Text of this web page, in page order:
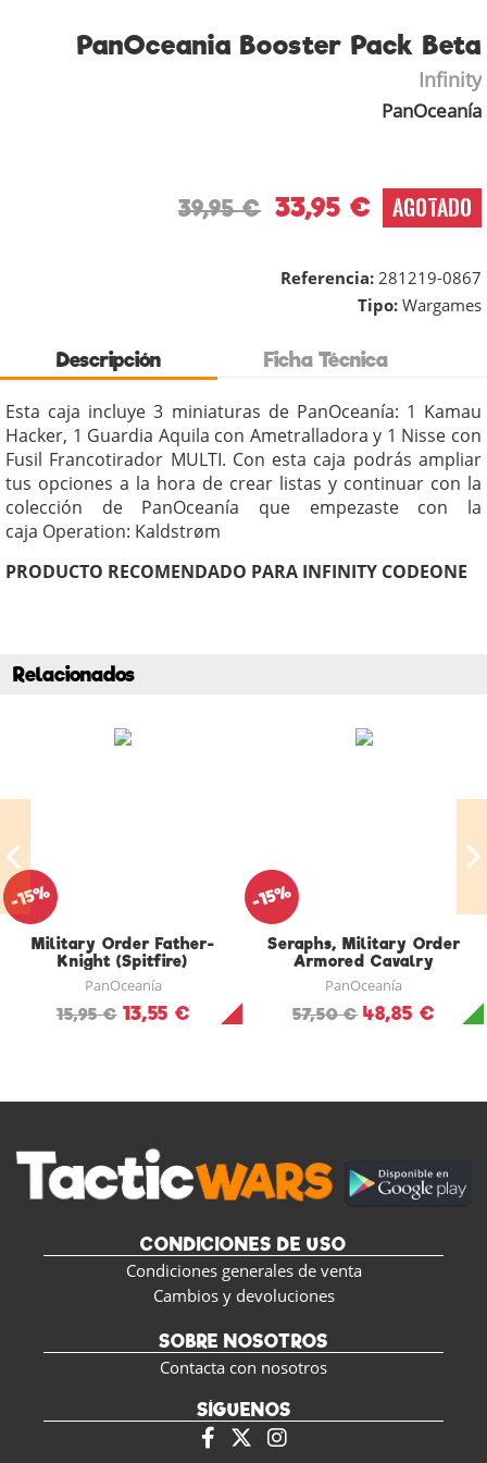
PanOceania Booster Pack Beta
Infinity
PanOceanía
39,95 € 33,95 € AGOTADO
Referencia: 281219-0867
Tipo: Wargames
Descripción Ficha Técnica
Esta caja incluye 3 miniaturas de PanOceanía: 1 Kamau
Hacker, 1 Guardia Aquila con Ametralladora y 1 Nisse con
Fusil Francotirador MULTI. Con esta caja podrás ampliar
tus opciones a la hora de crear listas y continuar con la
colección de PanOceanía que empezaste con la
caja Operation: Kaldstrøm
PRODUCTO RECOMENDADO PARA INFINITY CODEONE
Relacionados
Military Order Father-
Knight (Spitfire)
PanOceanía
15,95 € 13,55 €
-15%
Seraphs, Military Order
Armored Cavalry
PanOceanía
57,50 € 48,85 €
-15%
CONDICIONES DE USO
Condiciones generales de venta
Cambios y devoluciones
SOBRE NOSOTROS
Contacta con nosotros
SÍGUENOS